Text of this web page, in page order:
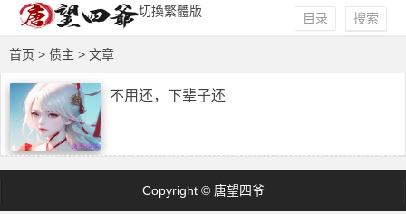
切換繁體版 搜索
目录
首页 > 债主 > 文章
不用还，下辈子还
Copyright © 唐望四爷